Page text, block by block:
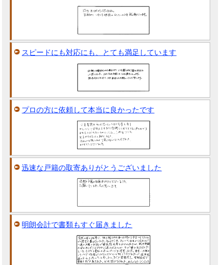
スピードにも対応にも、とても満足しています
プロの方に依頼して本当に良かったです
迅速な戸籍の取寄ありがとうございました
明朗会計で書類もすぐ届きました